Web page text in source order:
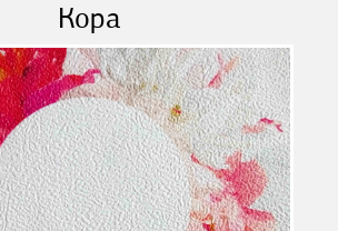
Кора